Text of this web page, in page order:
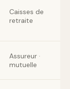
Caisses de
retraite
Assureur ·
mutuelle